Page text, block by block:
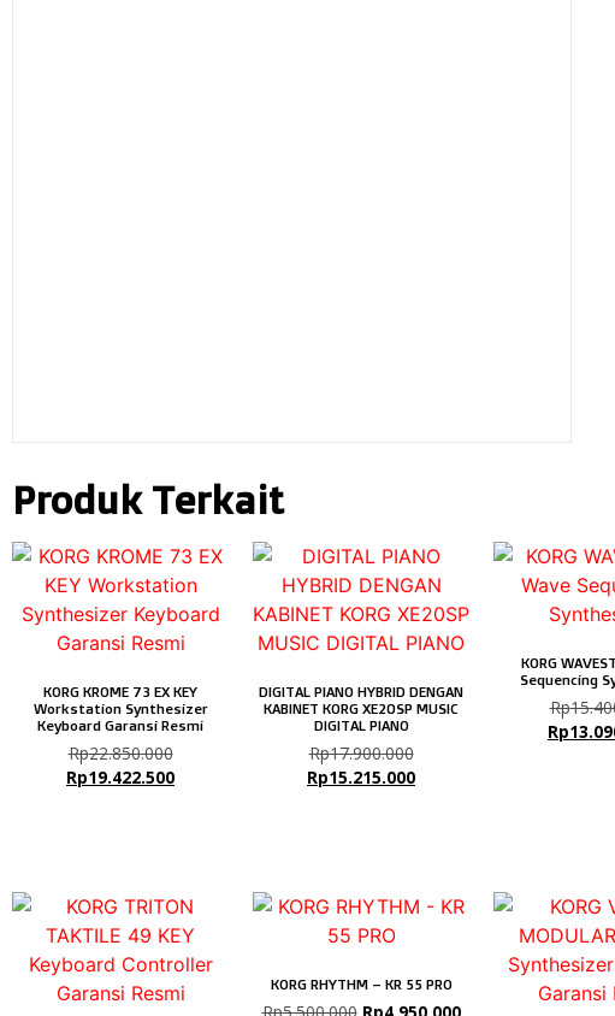
Produk Terkait
KORG KROME 73 EX KEY
Workstation Synthesizer
Keyboard Garansi Resmi
Rp22.850.000
Rp19.422.500
DIGITAL PIANO HYBRID DENGAN
KABINET KORG XE20SP MUSIC
DIGITAL PIANO
Rp17.900.000
Rp15.215.000
KORG
Sequencing
Rp
Rp
KORG RHYTHM – KR 55 PRO